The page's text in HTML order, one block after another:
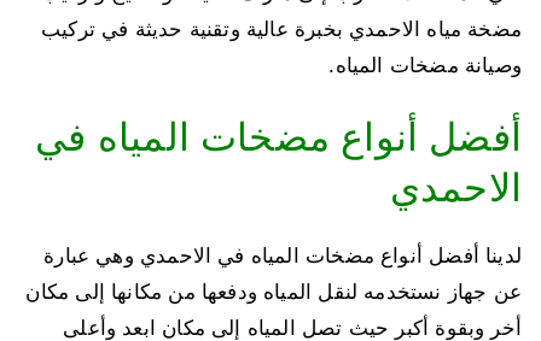
مضخة مياه الاحمدي بخبرة عالية وتقنية حديثة في تركيب
وصيانة مضخات المياه.
أفضل أنواع مضخات المياه في
الاحمدي
لدينا أفضل أنواع مضخات المياه في الاحمدي وهي عبارة
عن جهاز نستخدمه لنقل المياه ودفعها من مكانها إلى مكان
أخر وبقوة أكبر حيث تصل المياه إلى مكان ابعد وأعلى